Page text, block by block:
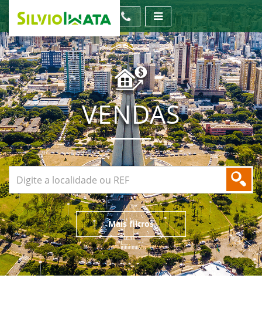
VENDAS
Mais filtros